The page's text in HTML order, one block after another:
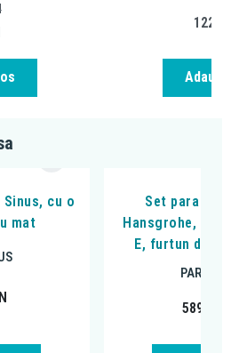
Sinus, cu o
mat
Set para si
Hansgrohe,
E, furtun de
PARE DE
589,59